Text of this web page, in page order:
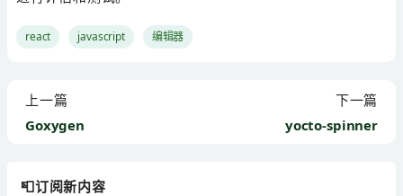
react javascript 编辑器
上一篇
Goxygen
下一篇
yocto-spinner
📮订阅新内容